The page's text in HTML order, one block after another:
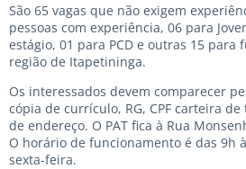
São 65 vagas que não exigem
pessoas com experiência, 06 para
estágio, 01 para PCD e outras 15 para
região de Itapetininga.
Os interessados devem comparecer
cópia de currículo, RG, CPF carteira
de endereço. O PAT fica à Rua
O horário de funcionamento é das 9h
sexta-feira.